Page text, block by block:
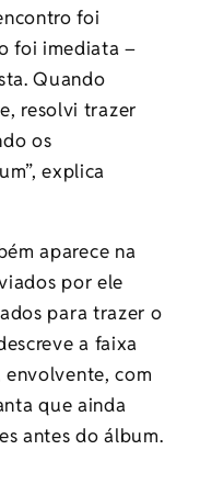
foi
foi imediata –
Quando
resolvi trazer
os
explica
aparece na
por ele
para trazer o
a faixa
envolvente, com
que ainda
antes do álbum.